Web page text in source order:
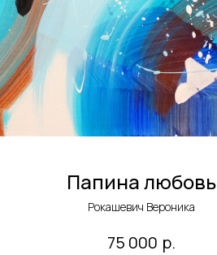
Папина любовь
Рокашевич Вероника
75 000 р.